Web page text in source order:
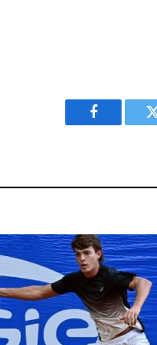
Facebook